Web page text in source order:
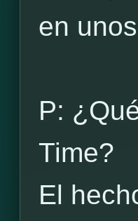
en
P:
Time?
El